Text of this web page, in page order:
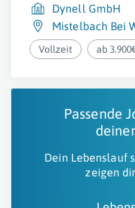
Dynell GmbH
Mistelbach Bei
Vollzeit ab
Passende
Dein Lebenslauf
zeigen